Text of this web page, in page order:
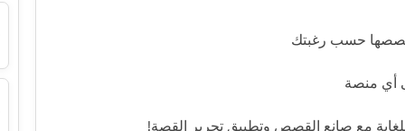
مع صانع القصص وتطبيق تحرير القصة!